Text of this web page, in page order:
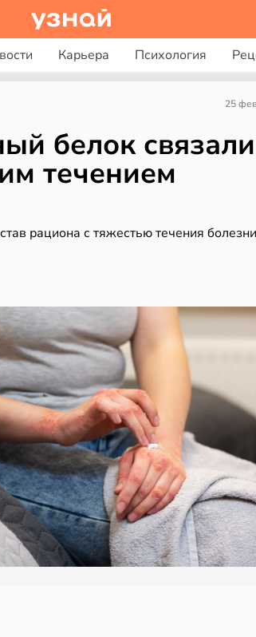
Карьера Психология
25
белок
течением
рациона с тяжестью течения болезни